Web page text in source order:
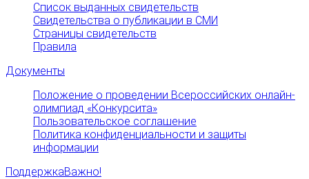
Список выданных свидетельств
Свидетельства о публикации в СМИ
Страницы свидетельств
Правила
Документы
Положение о проведении Всероссийских онлайн-
олимпиад «Конкурсита»
Пользовательское соглашение
Политика конфиденциальности и защиты
информации
ПоддержкаВажно!